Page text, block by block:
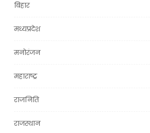
बिहार
मध्यप्रदेश
मनोरंजन
महाराष्ट्र
राजनिति
राजस्थान